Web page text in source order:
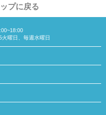
プに戻る
曜日、毎週水曜日